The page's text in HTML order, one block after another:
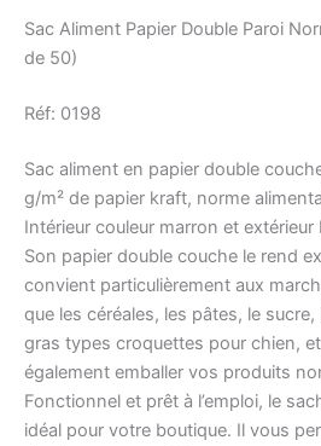
Sac Aliment Papier Double Paroi
de 50)
Réf: 0198
Sac aliment en papier double
g/m² de papier kraft, norme
Intérieur couleur marron et extérieur
Son papier double couche le rend
convient particulièrement aux
que les céréales, les pâtes, le
gras types croquettes pour chien,
également emballer vos produits
Fonctionnel et prêt à l’emploi, le
idéal pour votre boutique. Il vous